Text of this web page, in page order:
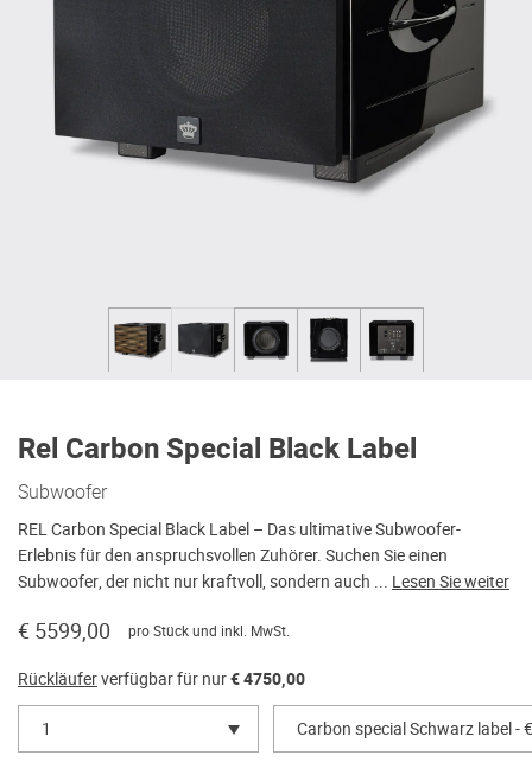
Rel Carbon Special Black Label
Subwoofer
REL Carbon Special Black Label – Das ultimative Subwoofer-
Erlebnis für den anspruchsvollen Zuhörer. Suchen Sie einen
Subwoofer, der nicht nur kraftvoll, sondern auch ... Lesen Sie weiter
€ 5599,00 pro Stück und inkl. MwSt.
Rückläuferverfügbar für nur€ 4750,00
1 Carbon special Schwarz label -